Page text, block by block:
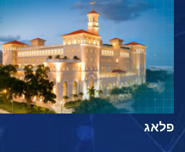
פלאג